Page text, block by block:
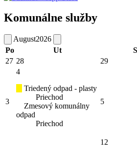
Komunálne služby
August2026
Po
Ut
27 28 29
3
4
Triedený odpad - plasty
Priechod
Zmesový komunálny
odpad
Priechod
5
12